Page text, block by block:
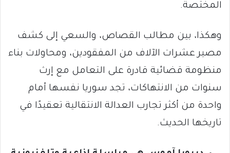
المختصة.
وهكذا، بين مطالب القصاص، والسعي إلى كشف
مصير عشرات الآلاف من المفقودين، ومحاولات بناء
منظومة قضائية قادرة على التعامل مع إرث
سنوات من الانتهاكات، تجد سوريا نفسها أمام
واحدة من أكثر تجارب العدالة الانتقالية تعقيدًا في
تاريخها الحديث.